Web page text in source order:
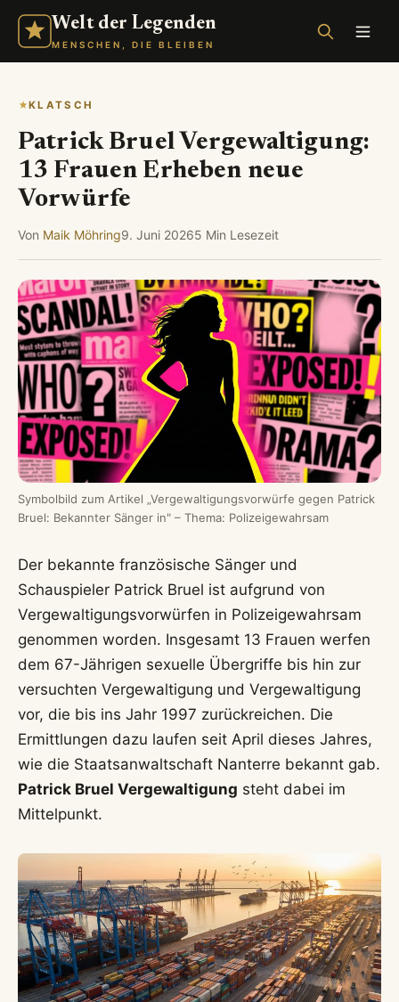
Welt der Legenden
MENSCHEN, DIE BLEIBEN
KLATSCH
Patrick Bruel Vergewaltigung:
13 Frauen Erheben neue
Vorwürfe
Von Maik Möhring9. Juni 20265 Min Lesezeit
Symbolbild zum Artikel „Vergewaltigungsvorwürfe gegen Patrick
Bruel: Bekannter Sänger in" – Thema: Polizeigewahrsam
Der bekannte französische Sänger und
Schauspieler Patrick Bruel ist aufgrund von
Vergewaltigungsvorwürfen in Polizeigewahrsam
genommen worden. Insgesamt 13 Frauen werfen
dem 67-Jährigen sexuelle Übergriffe bis hin zur
versuchten Vergewaltigung und Vergewaltigung
vor, die bis ins Jahr 1997 zurückreichen. Die
Ermittlungen dazu laufen seit April dieses Jahres,
wie die Staatsanwaltschaft Nanterre bekannt gab.
Patrick Bruel Vergewaltigung steht dabei im
Mittelpunkt.